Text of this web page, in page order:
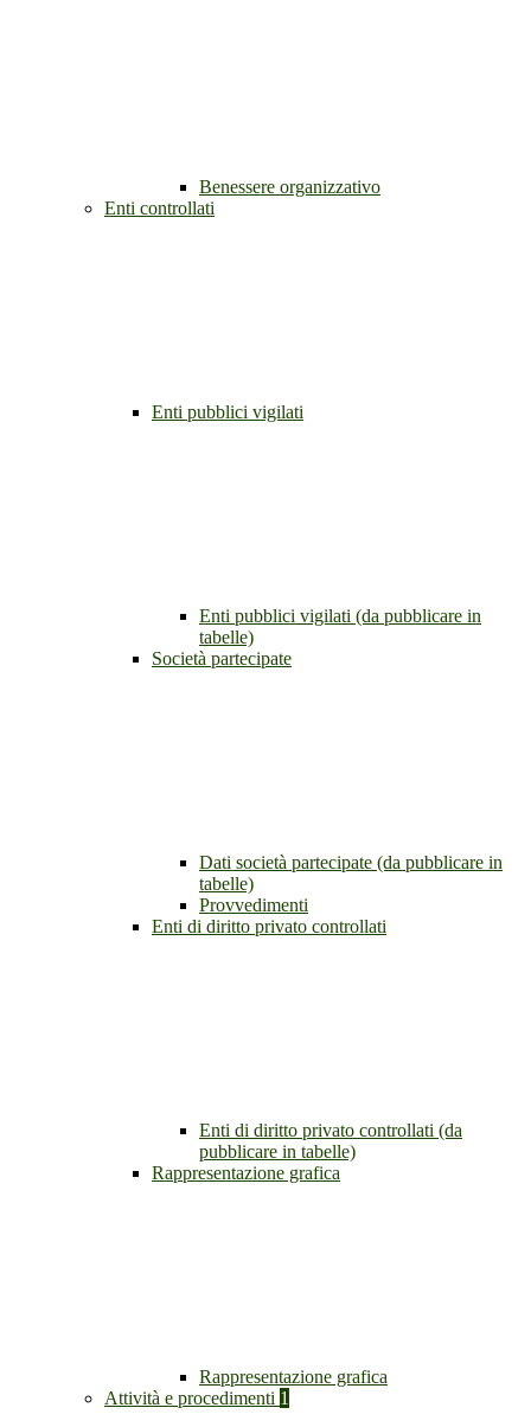
Benessere organizzativo
Enti controllati
Enti pubblici vigilati
Enti pubblici vigilati (da pubblicare in
tabelle)
Società partecipate
Dati società partecipate (da pubblicare in
tabelle)
Provvedimenti
Enti di diritto privato controllati
Enti di diritto privato controllati (da
pubblicare in tabelle)
Rappresentazione grafica
Rappresentazione grafica
Attività e procedimenti 1